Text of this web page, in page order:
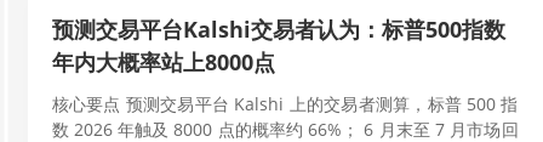
预测交易平台Kalshi交易者认为：标普500指数
年内大概率站上8000点
核心要点 预测交易平台 Kalshi 上的交易者测算，标普 500 指
数 2026 年触及 8000 点的概率约 66%； 6 月末至 7 月市场回